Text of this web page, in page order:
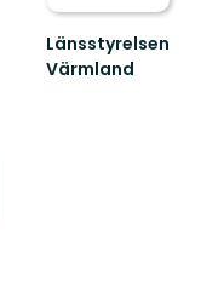
Länsstyrelsen
Värmland